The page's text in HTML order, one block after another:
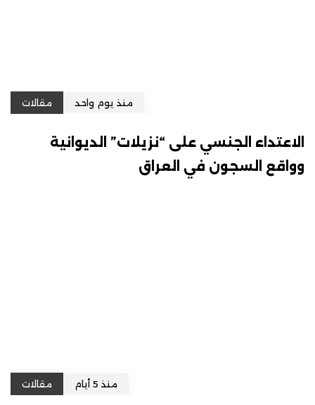
منذ يوم واحد مقالات
الاعتداء الجنسي على “نزيلات” الديوانية
وواقع السجون في العراق
منذ 5 أيام مقالات